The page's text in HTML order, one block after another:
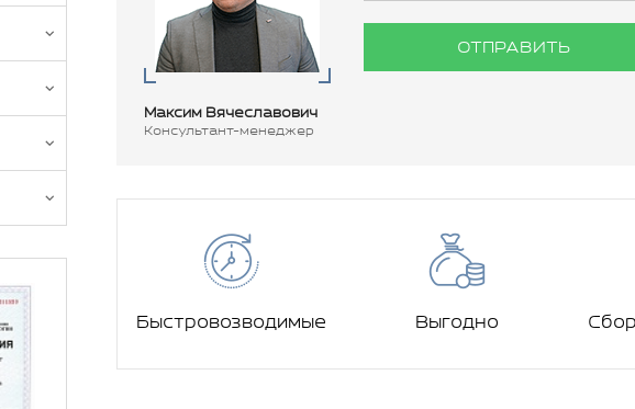
Максим Вячеславович
Консультант-менеджер
ОТПРАВИТЬ
Быстровозводимые Выгодно